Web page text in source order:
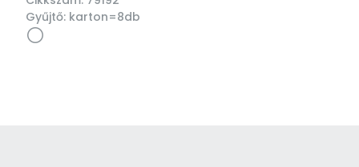
Gyűjtő: karton=8db